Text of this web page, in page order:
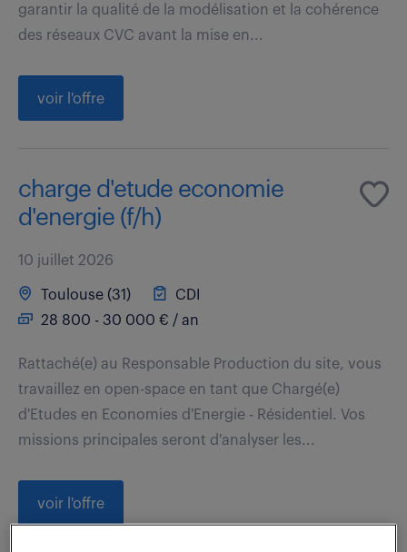
garantir la qualité de la modélisation et la cohérence
des réseaux CVC avant la mise en...
voir l'offre
charge d'etude economie
d'energie (f/h)
10 juillet 2026
Toulouse (31)
CDI
28 800 - 30 000 € / an
Rattaché(e) au Responsable Production du site, vous
travaillez en open-space en tant que Chargé(e)
d'Etudes en Economies d'Energie - Résidentiel. Vos
missions principales seront d'analyser les...
voir l'offre